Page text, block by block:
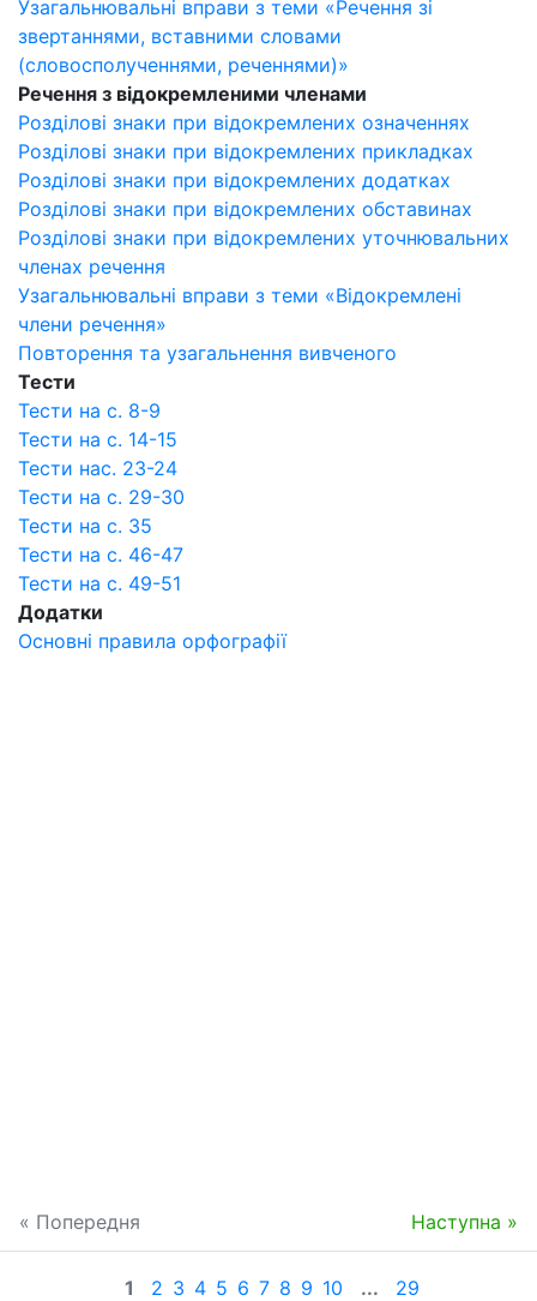
Узагальнювальні вправи з теми «Речення зі
звертаннями, вставними словами
(словосполученнями, реченнями)»
Речення з відокремленими членами
Розділові знаки при відокремлених означеннях
Розділові знаки при відокремлених прикладках
Розділові знаки при відокремлених додатках
Розділові знаки при відокремлених обставинах
Розділові знаки при відокремлених уточнювальних
членах речення
Узагальнювальні вправи з теми «Відокремлені
члени речення»
Повторення та узагальнення вивченого
Тести
Тести на с. 8-9
Тести на с. 14-15
Тести нас. 23-24
Тести на с. 29-30
Тести на с. 35
Тести на с. 46-47
Тести на с. 49-51
Додатки
Основні правила орфографії
« Попередня Наступна »
1 2 3 4 5 6 7 8 9 10 ... 29